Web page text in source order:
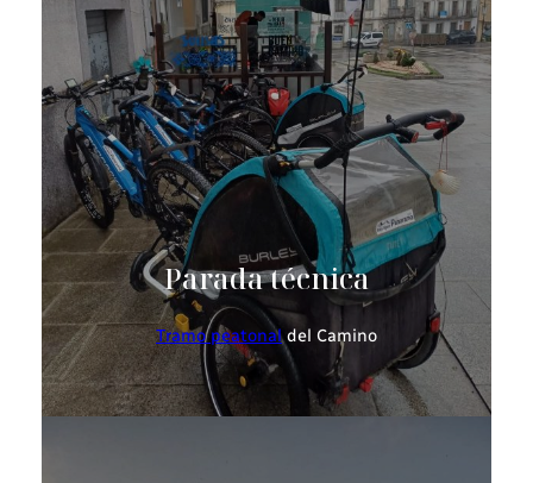
Parada técnica
Tramo peatonaldel Camino